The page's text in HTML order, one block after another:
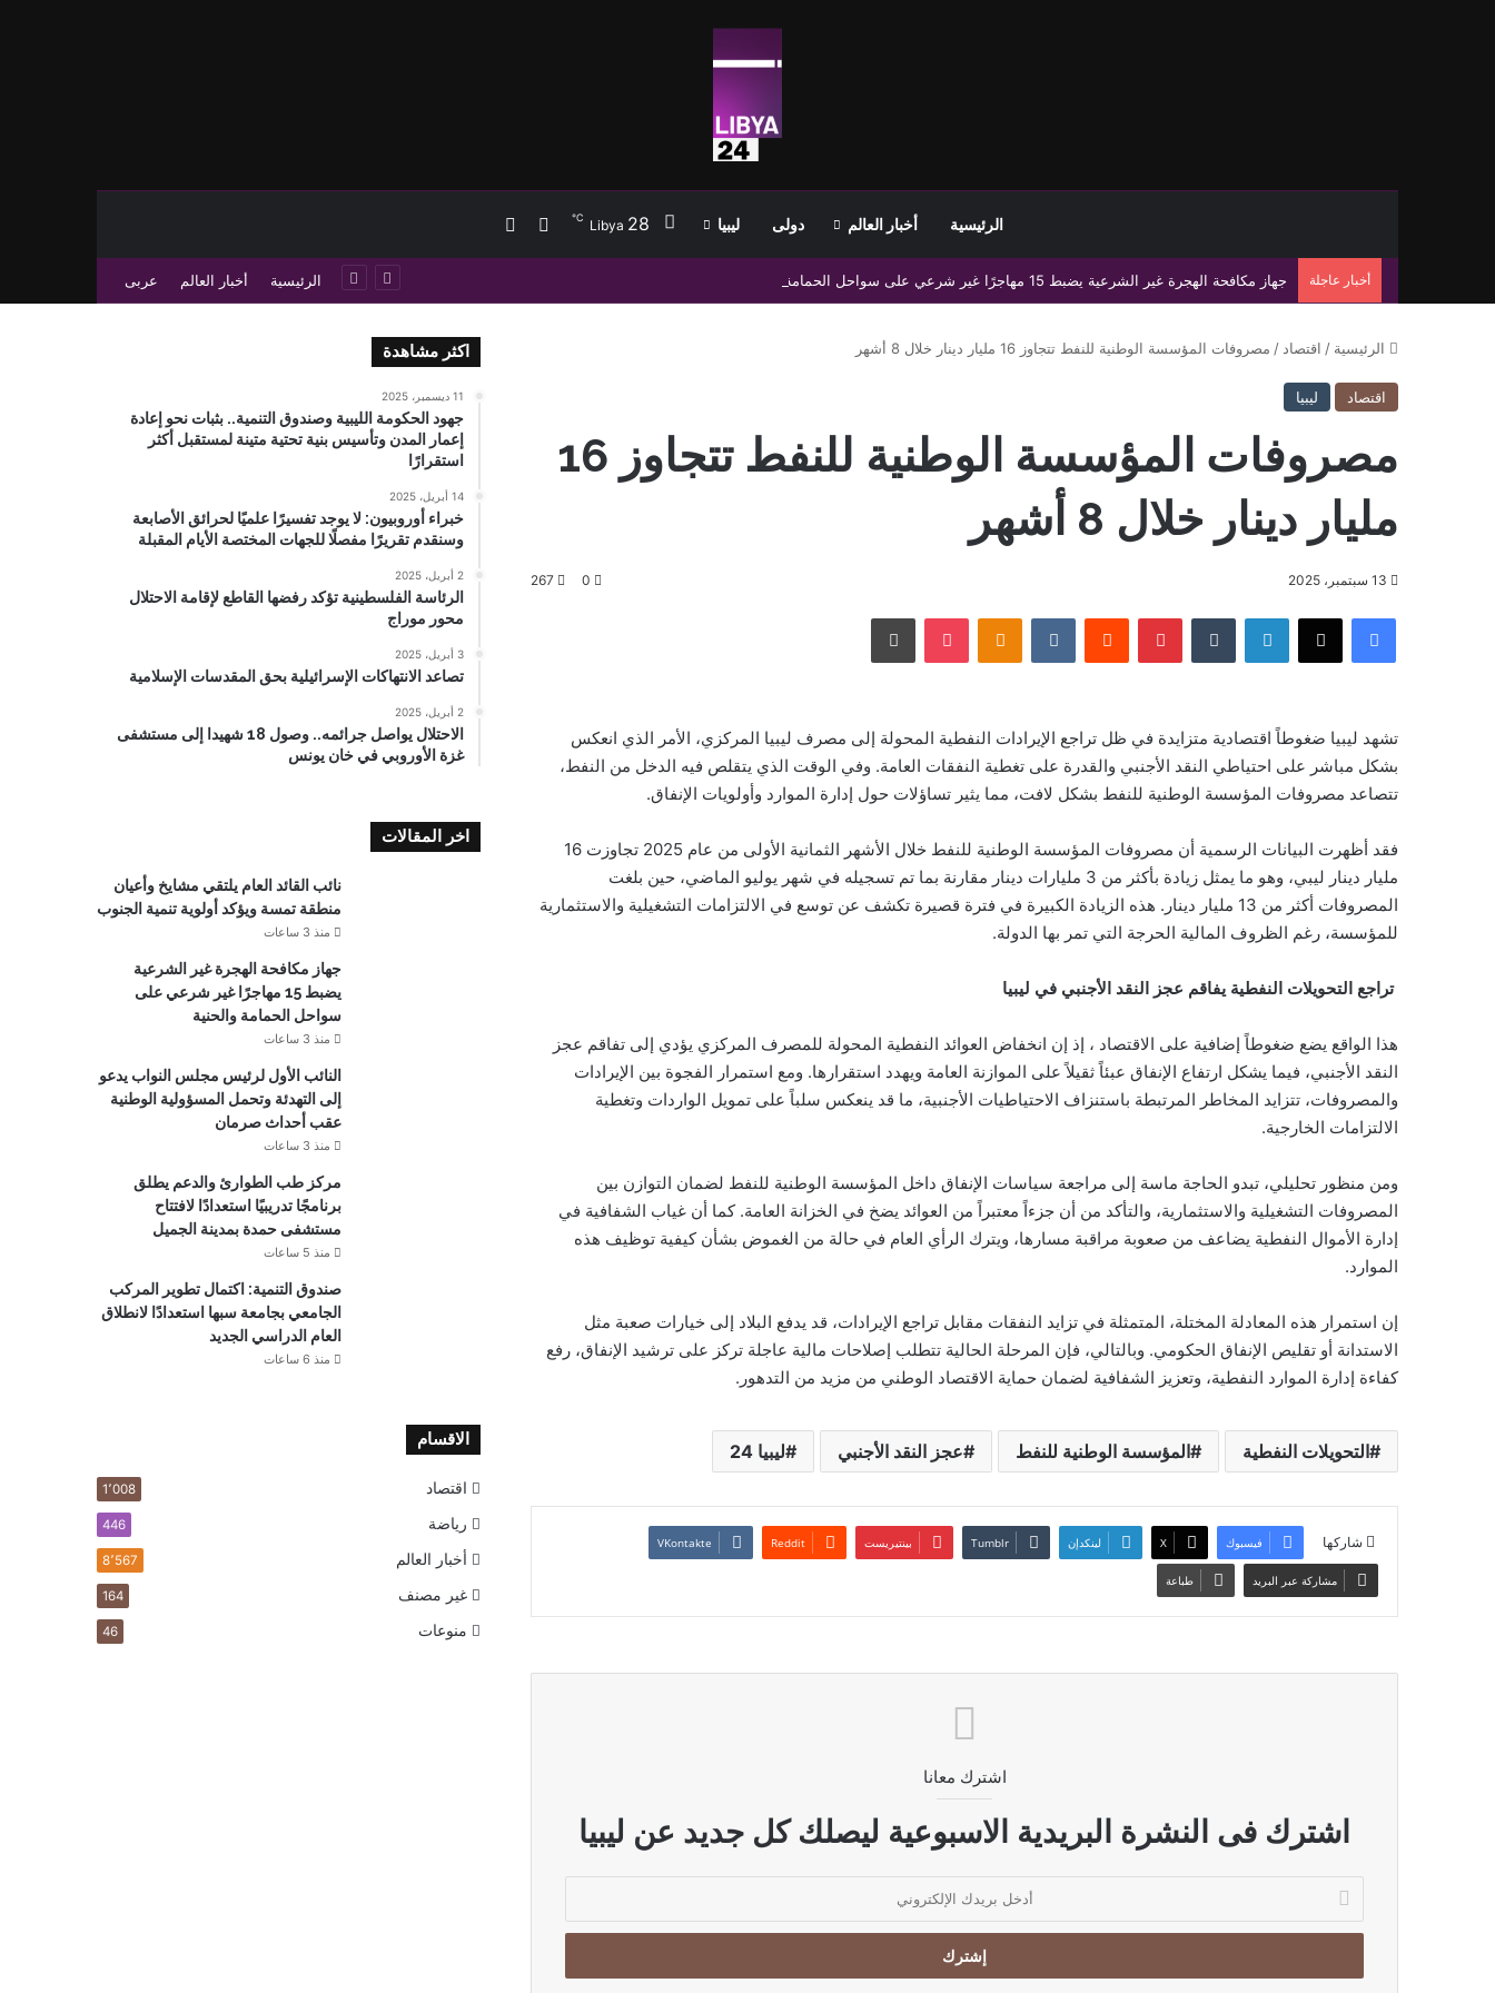
الرئيسية أخبار العالم دولى ليبيا Libya 28
℃ إضافة عمود جانبي
أخبار عاجلة جهاز مكافحة الهجرة غير الشرعية يضبط 15 مهاجرًا غير شرعي على سواحل الحمامة والحنية الرئيسية أخبار العالم عربى
الرئيسية / اقتصاد / مصروفات المؤسسة الوطنية للنفط تتجاوز 16 مليار دينار خلال 8 أشهر
اقتصاد ليبيا
مصروفات المؤسسة الوطنية للنفط تتجاوز 16
مليار دينار خلال 8 أشهر
13 سبتمبر، 2025 0
267
فيسبوك ‫X لينكدإن بينتيريست Odnoklassniki
‫Pocket طباعة
تشهد ليبيا ضغوطاً اقتصادية متزايدة في ظل تراجع الإيرادات النفطية المحولة إلى مصرف ليبيا المركزي، الأمر الذي انعكس
بشكل مباشر على احتياطي النقد الأجنبي والقدرة على تغطية النفقات العامة. وفي الوقت الذي يتقلص فيه الدخل من النفط،
تتصاعد مصروفات المؤسسة الوطنية للنفط بشكل لافت، مما يثير تساؤلات حول إدارة الموارد وأولويات الإنفاق.
فقد أظهرت البيانات الرسمية أن مصروفات المؤسسة الوطنية للنفط خلال الأشهر الثمانية الأولى من عام 2025 تجاوزت 16
مليار دينار ليبي، وهو ما يمثل زيادة بأكثر من 3 مليارات دينار مقارنة بما تم تسجيله في شهر يوليو الماضي، حين بلغت
المصروفات أكثر من 13 مليار دينار. هذه الزيادة الكبيرة في فترة قصيرة تكشف عن توسع في الالتزامات التشغيلية والاستثمارية
للمؤسسة، رغم الظروف المالية الحرجة التي تمر بها الدولة.
تراجع التحويلات النفطية يفاقم عجز النقد الأجنبي في ليبيا
هذا الواقع يضع ضغوطاً إضافية على الاقتصاد ، إذ إن انخفاض العوائد النفطية المحولة للمصرف المركزي يؤدي إلى تفاقم عجز
النقد الأجنبي، فيما يشكل ارتفاع الإنفاق عبئاً ثقيلاً على الموازنة العامة ويهدد استقرارها. ومع استمرار الفجوة بين الإيرادات
والمصروفات، تتزايد المخاطر المرتبطة باستنزاف الاحتياطيات الأجنبية، ما قد ينعكس سلباً على تمويل الواردات وتغطية
الالتزامات الخارجية.
ومن منظور تحليلي، تبدو الحاجة ماسة إلى مراجعة سياسات الإنفاق داخل المؤسسة الوطنية للنفط لضمان التوازن بين
المصروفات التشغيلية والاستثمارية، والتأكد من أن جزءاً معتبراً من العوائد يضخ في الخزانة العامة. كما أن غياب الشفافية في
إدارة الأموال النفطية يضاعف من صعوبة مراقبة مسارها، ويترك الرأي العام في حالة من الغموض بشأن كيفية توظيف هذه
الموارد.
إن استمرار هذه المعادلة المختلة، المتمثلة في تزايد النفقات مقابل تراجع الإيرادات، قد يدفع البلاد إلى خيارات صعبة مثل
الاستدانة أو تقليص الإنفاق الحكومي. وبالتالي، فإن المرحلة الحالية تتطلب إصلاحات مالية عاجلة تركز على ترشيد الإنفاق، رفع
كفاءة إدارة الموارد النفطية، وتعزيز الشفافية لضمان حماية الاقتصاد الوطني من مزيد من التدهور.
التحويلات النفطية المؤسسة الوطنية للنفط عجز النقد الأجنبي ليبيا 24
شاركها فيسبوك ‫X لينكدإن بينتيريست
مشاركة عبر البريد طباعة
اشترك معانا
اشترك فى النشرة البريدية الاسبوعية ليصلك كل جديد عن ليبيا
بريدك
الإلكتروني
اكثر مشاهدة
11 ديسمبر، 2025
جهود الحكومة الليبية وصندوق التنمية.. بثبات نحو إعادة
إعمار المدن وتأسيس بنية تحتية متينة لمستقبل أكثر
استقرارًا
14 أبريل، 2025
خبراء أوروبيون: لا يوجد تفسيرًا علميًا لحرائق الأصابعة
وسنقدم تقريرًا مفصلًا للجهات المختصة الأيام المقبلة
2 أبريل، 2025
الرئاسة الفلسطينية تؤكد رفضها القاطع لإقامة الاحتلال
محور موراج
3 أبريل، 2025
تصاعد الانتهاكات الإسرائيلية بحق المقدسات الإسلامية
2 أبريل، 2025
الاحتلال يواصل جرائمه.. وصول 18 شهيدا إلى مستشفى
غزة الأوروبي في خان يونس
اخر المقالات
نائب القائد العام يلتقي مشايخ وأعيان
منطقة تمسة ويؤكد أولوية تنمية الجنوب
منذ 3 ساعات
جهاز مكافحة الهجرة غير الشرعية
يضبط 15 مهاجرًا غير شرعي على
سواحل الحمامة والحنية
منذ 3 ساعات
النائب الأول لرئيس مجلس النواب يدعو
إلى التهدئة وتحمل المسؤولية الوطنية
عقب أحداث صرمان
منذ 3 ساعات
مركز طب الطوارئ والدعم يطلق
برنامجًا تدريبيًا استعدادًا لافتتاح
مستشفى حمدة بمدينة الجميل
منذ 5 ساعات
صندوق التنمية: اكتمال تطوير المركب
الجامعي بجامعة سبها استعدادًا لانطلاق
العام الدراسي الجديد
منذ 6 ساعات
الاقسام
اقتصاد 1٬008
رياضة 446
أخبار العالم 8٬567
غير مصنف 164
منوعات 46